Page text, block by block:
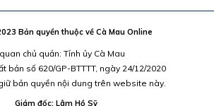
Bản quyền thuộc về Cà Mau Online
chủ quản: Tỉnh ủy Cà Mau
bản số 620/GP-BTTTT, ngày 24/12/2020
bản quyền nội dung trên website này.
Giám đốc: Lâm Hồ Sỹ